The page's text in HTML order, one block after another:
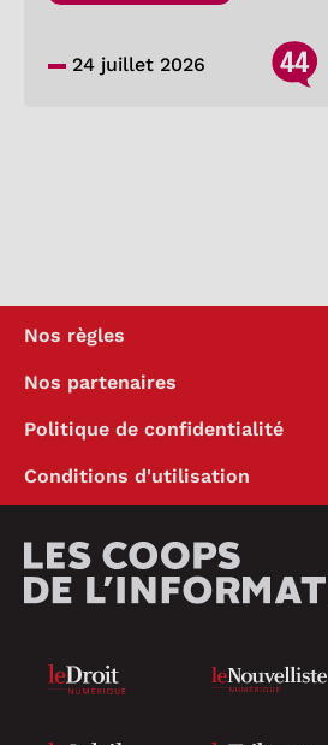
24 juillet 2026 44
Nos règles
Nos partenaires
Politique de confidentialité
Conditions d'utilisation